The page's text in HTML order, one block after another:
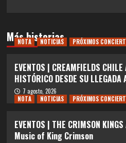
Más historias
NOTA NOTICIAS PRÓXIMOS
EVENTOS | CREAMFIELDS
HISTÓRICO DESDE SU LLEGADA
7 agosto, 2026
NOTA
NOTICIAS PRÓXIMOS
EVENTOS | THE CRIMSON
Music of King Crimson